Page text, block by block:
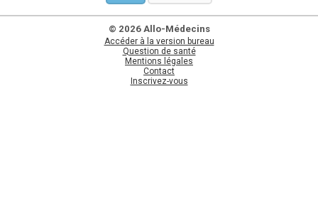
© 2026 Allo-Médecins
Accéder à la version bureau
Question de santé
Mentions légales
Contact
Inscrivez-vous